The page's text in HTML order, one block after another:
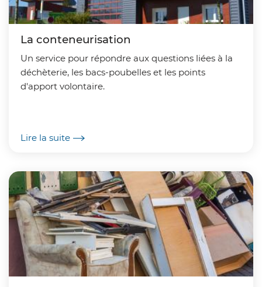
La conteneurisation
Un service pour répondre aux questions liées à la
déchèterie, les bacs-poubelles et les points
d'apport volontaire.
Lire la suite